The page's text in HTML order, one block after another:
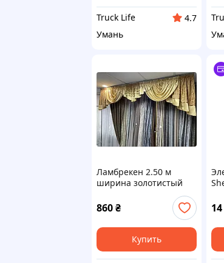
Truck Life
4.7
Умань
Ламбрекен 2.50 м
ширина золотистый
860₴
Купить